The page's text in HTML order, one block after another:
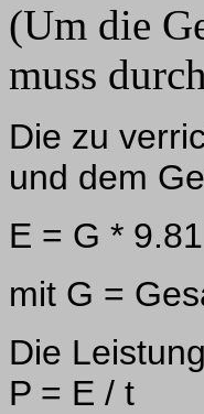
(Um die
muss
Die zu
und dem
E = G *
mit G =
Die
P = E / t